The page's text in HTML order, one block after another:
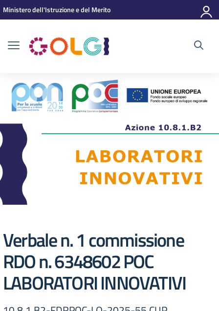
Vai ai contenuti
Vai al menu di navigazione
Vai al footer
Ministero dell'Istruzione e del Merito
Verbale n. 1 commissione
RDO n. 6348602 POC
LABORATORI INNOVATIVI